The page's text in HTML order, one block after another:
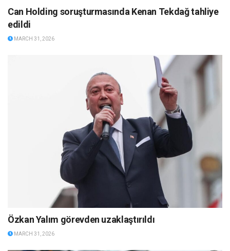
Can Holding soruşturmasında Kenan Tekdağ tahliye
edildi
MARCH 31, 2026
Özkan Yalım görevden uzaklaştırıldı
MARCH 31, 2026